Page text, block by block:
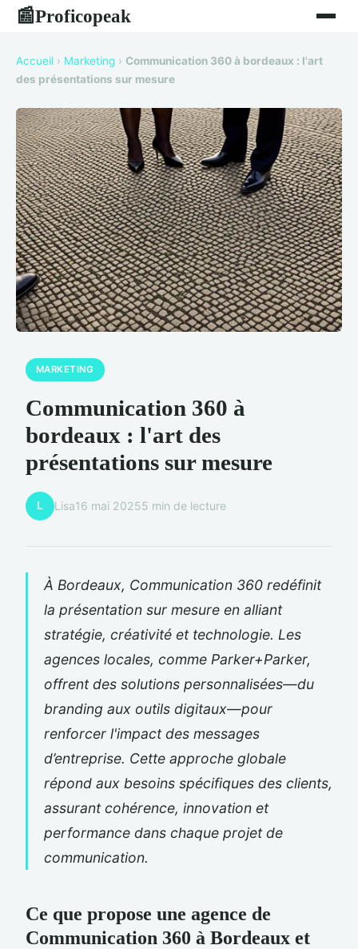
📰Proficopeak
Accueil › Marketing › Communication 360 à bordeaux : l'art
des présentations sur mesure
MARKETING
Communication 360 à
bordeaux : l'art des
présentations sur mesure
L Lisa16 mai 20255 min de lecture
À Bordeaux, Communication 360 redéfinit
la présentation sur mesure en alliant
stratégie, créativité et technologie. Les
agences locales, comme Parker+Parker,
offrent des solutions personnalisées—du
branding aux outils digitaux—pour
renforcer l'impact des messages
d’entreprise. Cette approche globale
répond aux besoins spécifiques des clients,
assurant cohérence, innovation et
performance dans chaque projet de
communication.
Ce que propose une agence de
Communication 360 à Bordeaux et